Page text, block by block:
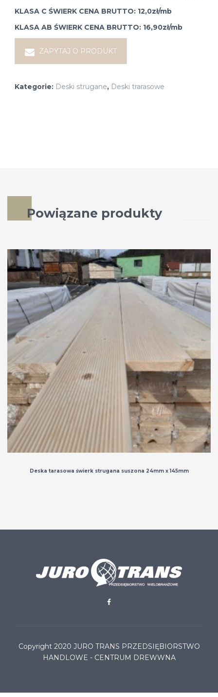
KLASA C ŚWIERK CENA BRUTTO: 12,0zł/mb
KLASA AB ŚWIERK CENA BRUTTO: 16,90zł/mb
ZAPYTAJ O PRODUKT
Kategorie: Deski strugane, Deski trarasowe
Powiązane produkty
Deska tarasowa świerk strugana suszona 24mm x 145mm
Copyright 2020 JURO TRANS PRZEDSIĘBIORSTWO
HANDLOWE - CENTRUM DREWWNA